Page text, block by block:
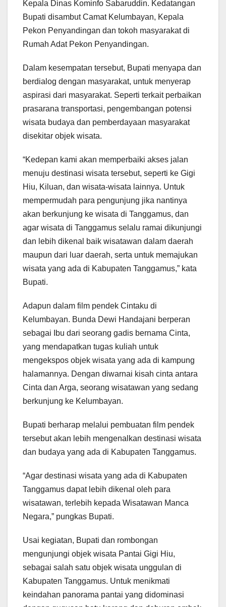
Kepala Dinas Kominfo Sabaruddin. Kedatangan
Bupati disambut Camat Kelumbayan, Kepala
Pekon Penyandingan dan tokoh masyarakat di
Rumah Adat Pekon Penyandingan.
Dalam kesempatan tersebut, Bupati menyapa dan
berdialog dengan masyarakat, untuk menyerap
aspirasi dari masyarakat. Seperti terkait perbaikan
prasarana transportasi, pengembangan potensi
wisata budaya dan pemberdayaan masyarakat
disekitar objek wisata.
“Kedepan kami akan memperbaiki akses jalan
menuju destinasi wisata tersebut, seperti ke Gigi
Hiu, Kiluan, dan wisata-wisata lainnya. Untuk
mempermudah para pengunjung jika nantinya
akan berkunjung ke wisata di Tanggamus, dan
agar wisata di Tanggamus selalu ramai dikunjungi
dan lebih dikenal baik wisatawan dalam daerah
maupun dari luar daerah, serta untuk memajukan
wisata yang ada di Kabupaten Tanggamus,” kata
Bupati.
Adapun dalam film pendek Cintaku di
Kelumbayan. Bunda Dewi Handajani berperan
sebagai Ibu dari seorang gadis bernama Cinta,
yang mendapatkan tugas kuliah untuk
mengekspos objek wisata yang ada di kampung
halamannya. Dengan diwarnai kisah cinta antara
Cinta dan Arga, seorang wisatawan yang sedang
berkunjung ke Kelumbayan.
Bupati berharap melalui pembuatan film pendek
tersebut akan lebih mengenalkan destinasi wisata
dan budaya yang ada di Kabupaten Tanggamus.
“Agar destinasi wisata yang ada di Kabupaten
Tanggamus dapat lebih dikenal oleh para
wisatawan, terlebih kepada Wisatawan Manca
Negara,” pungkas Bupati.
Usai kegiatan, Bupati dan rombongan
mengunjungi objek wisata Pantai Gigi Hiu,
sebagai salah satu objek wisata unggulan di
Kabupaten Tanggamus. Untuk menikmati
keindahan panorama pantai yang didominasi